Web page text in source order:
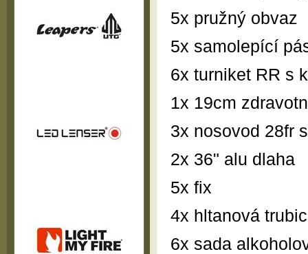
5x pružný obvaz
5x samolepící
6x turniket RR s
1x 19cm
3x nosovod 28fr
2x 36" alu dlaha
5x fix
4x hltanová
6x sada